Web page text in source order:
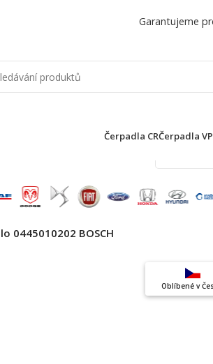
Garantujeme
Čerpadla CRČerpadla VP
0445010202 BOSCH
Oblíbené v